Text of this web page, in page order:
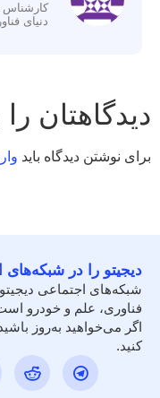
کارشناس
دنیای
دیدگاهتان
برای نوشتن دیدگاه باید
دیجیتو را در شبکه‌های
شبکه‌های اجتماعی
فناوری، علم و خودرو
اگر می‌خواهید به‌روز
کنید.